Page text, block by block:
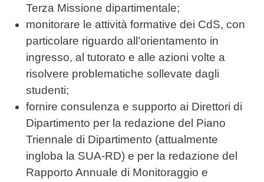
Terza Missione dipartimentale;
monitorare le attività formative dei CdS, con
particolare riguardo all’orientamento in
ingresso, al tutorato e alle azioni volte a
risolvere problematiche sollevate dagli
studenti;
fornire consulenza e supporto ai Direttori di
Dipartimento per la redazione del Piano
Triennale di Dipartimento (attualmente
ingloba la SUA-RD) e per la redazione del
Rapporto Annuale di Monitoraggio e